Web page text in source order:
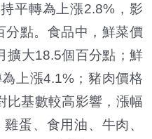
平轉為上漲2.8%，影
分點。食品中，鮮菜價
擴大18.5個百分點；鮮
上漲4.1%；豬肉價格
比基數較高影響，漲幅
蛋、食用油、牛肉、